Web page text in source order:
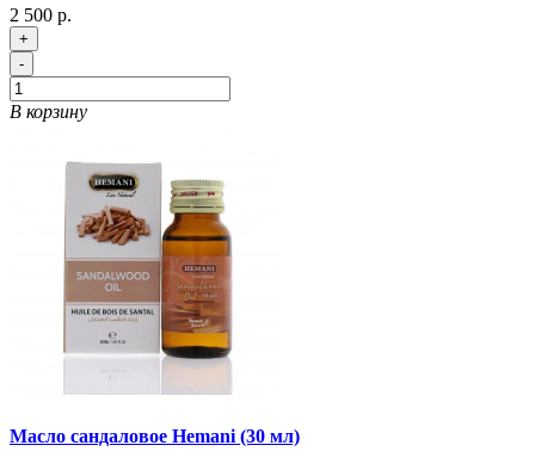
2 500 р.
+
-
В корзину
Масло сандаловое Hemani (30 мл)